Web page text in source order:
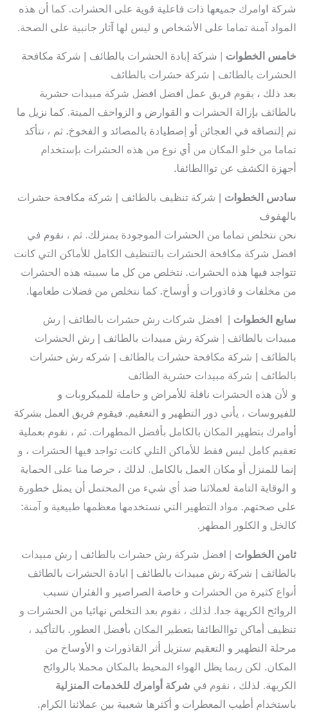
شركة اوامرك جميعها ذات فاعلية قوية على الحشرات. كما أن هذه
المواد آمنة تماما على الأشخاص و ليس لها آثار جانبية على الصحة.
خامس الخطوات
| شركة إبادة الحشرات بالطائف | شركة مكافحة
الحشرات بالطائف | شركة حشرات بالطائف
بعد ذلك ، يقوم فريق عمل افضل افضل شركة مبيدات حشرية
بالطائف بإزالة الحشرات و القوارض و الزواحف الميتة. كما نزيل ما
تم إلتصاقه في العجائن أو إصطيادة بالمصائد و الفخوخ. ثم ، نتأكد
تماما من خلو المكان من أي نوع من هذه الحشرات بإستخدام
أجهزة الكشف عن تواالطائفا.
سادس الخطوات | شركة تنظيف بالطائف | شركة مكافحة حشرات
بالهفوف
نحن نتخلص تماما من الحشرات الموجودة بمنزلك. ثم ، نقوم في
افضل شركة مكافحة الحشرات بالتنظيف الكامل للأماكن التي كانت
تتواجد فيها هذه الحشرات. نتخلص من كل ما سببته هذه الحشرات
من مخلفات و قاذورات و أوساخ. كما نتخلص من فضلات طعامها.
سابع الخطوات | افضل شركات رش حشرات بالطائف | رش
مبيدات بالطائف | شركة رش مبيدات بالطائف | رش الحشرات
بالطائف | شركة مكافحة حشرات بالطائف | شركه رش حشرات
بالطائف | شركة مبيدات حشرية الطائف
و لأن هذه الحشرات ناقلة للأمراض و حاملة للميكروبات و
للفيروسات ، يأتي دور التطهير و التعقيم. فيقوم فريق العمل بشركة
أوامرك بتطهير المكان بالكامل بأفضل المطهرات. ثم ، نقوم بعملية
تعقيم كامل ليس فقط للأماكن التلي كانت تواجد فيها الحشرات ، و
إنما للمنزل أو مكان العمل بالكامل. لذلك ، حرصا منا على الحماية
و الوقاية التامة لعملائنا ضد أي شيء من المحتمل أن يمثل خطورة
على صحتهم. مواد التطهير التي نستخدمها معظمها طبيعية و آمنة:
كالخل و الكلور المطهر.
ثامن الخطوات
| افضل شركة رش حشرات بالطائف | رش مبيدات
بالطائف | شركة رش مبيدات بالطائف | ابادة الحشرات بالطائف
أنواع كثيرة من الحشرات و خاصة الصراصير و الفئران تسبب
الروائح الكريهة جدا. لذلك ، نقوم بعد التخلص نهائيا من الحشرات و
تنظيف أماكن تواالطائفا بتعطير المكان بأفضل العطور. بالتأكيد ،
مرحلة التطهير و التعقيم ستزيل أثر القاذورات و الأوساخ من
المكان. لكن ربما يظل الهواء المحيط بالمكان محملا بالروائح
الكريهة. لذلك ، نقوم في شركة أوامرك للخدمات المنزلية
باستخدام أطيب المعطرات و أكثرها شعبية بين عملائنا الكرام.